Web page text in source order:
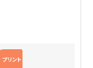
プリント